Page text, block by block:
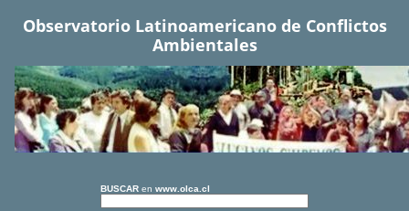
Observatorio Latinoamericano de Conflictos
Ambientales
BUSCAR en www.olca.cl